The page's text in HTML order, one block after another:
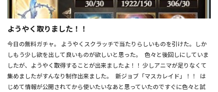
ようやく取りました！！
今日の無料ガチャ。 ようやくスクラッチで当たりらしいものを引けた。しか
しもう少し欲を出して良いものが欲しいと思った。 色々と後回しにしていま
したが、ようやく取得することが出来ましたよ！！ 少しアニマが足りなくて
集めましたがすんなり制作出来ました。 新ジョブ「マスカレイド」！！ は
じめて情報が公開されてから使いたいなあと思っていたのですぐに色々と試